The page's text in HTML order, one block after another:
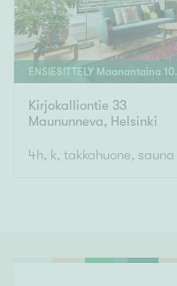
ENSIESITTELY Maanantaina 10.
Kirjokalliontie 33
Maununneva, Helsinki
4h, k, takkahuone, sauna